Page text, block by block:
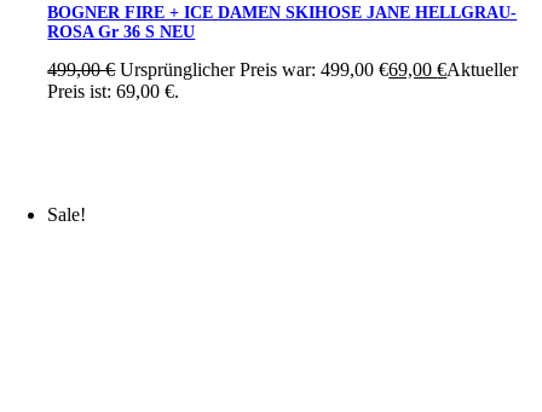
BOGNER FIRE + ICE DAMEN SKIHOSE JANE HELLGRAU-
ROSA Gr 36 S NEU
499,00€ Ursprünglicher Preis war: 499,00 €69,00€Aktueller
Preis ist: 69,00 €.
Sale!